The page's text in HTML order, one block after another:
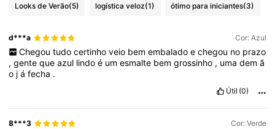
Looks de Verão(5) logística veloz(1) ótimo para iniciantes(3)
d***a Cor: Azul
Chegou tudo certinho veio bem embalado e chegou no prazo
,gentequeazul lindoé umesmalte bemgrossinho , umademã
o jáfecha .
Útil (0)
8***3 Cor: Verde